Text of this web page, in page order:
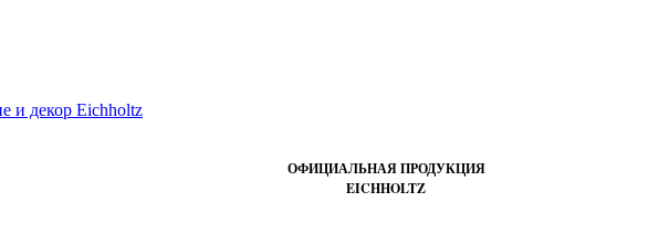
ОФИЦИАЛЬНАЯ ПРОДУКЦИЯ
EICHHOLTZ